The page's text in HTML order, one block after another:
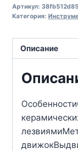
Артикул:
Категория:
Описание